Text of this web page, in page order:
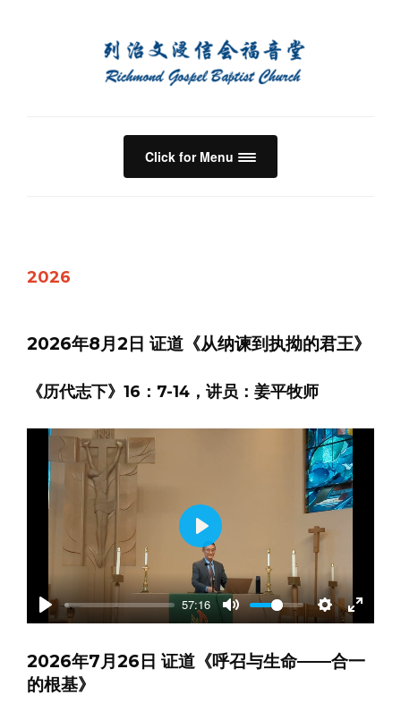
Click for Menu
2026
2026年8月2日 证道《从纳谏到执拗的君王》
《历代志下》16：7-14，讲员：姜平牧师
Play
57:16
Mute Settings
Enter
Play
2026年7月26日 证道《呼召与生命——合一
的根基》